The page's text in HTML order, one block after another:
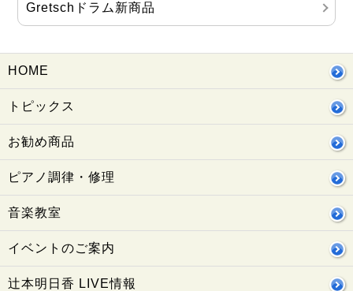
Gretschドラム新商品
HOME
トピックス
お勧め商品
ピアノ調律・修理
音楽教室
イベントのご案内
辻本明日香 LIVE情報